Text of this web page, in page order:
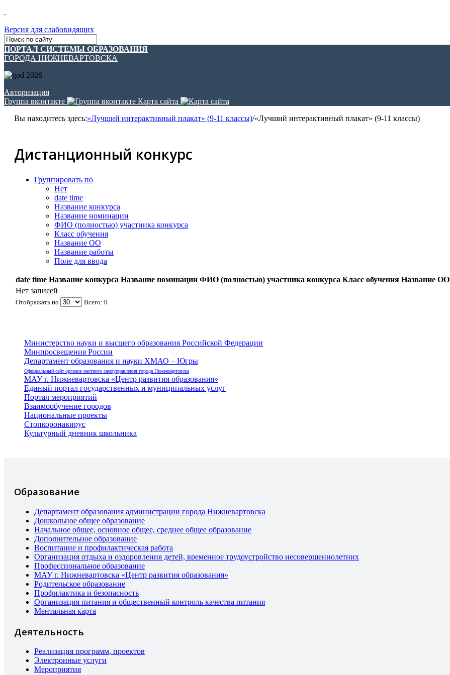
.
Версия для слабовидящих
ПОРТАЛ СИСТЕМЫ ОБРАЗОВАНИЯ
ГОРОДА НИЖНЕВАРТОВСКА
Авторизация
Группа вконтакте
Карта сайта
Вы находитесь здесь:«Лучший интерактивный плакат» (9-11 классы)/«Лучший интерактивный плакат» (9-11 классы)
Дистанционный конкурс
Группировать по
Нет
date time
Название конкурса
Название номинации
ФИО (полностью) участника конкурса
Класс обучения
Название ОО
Название работы
Поле для ввода
date time Название конкурса Название номинации ФИО (полностью) участника конкурса Класс обучения Название ОО
Отображать по Всего: 0
Нет записей
Министерство науки и высшего образования Российской Федерации
Минпросвещения России
Департамент образования и науки ХМАО – Югры
Официальный сайт органов местного самоуправления города Нижневартовска
МАУ г. Нижневартовска «Центр развития образования»
Единый портал государственных и муниципальных услуг
Портал мероприятий
Взаимообучение городов
Национальные проекты
Стопкоронавирус
Культурный дневник школьника
Образование
Департамент образования администрации города Нижневартовска
Дошкольное общее образование
Начальное общее, основное общее, среднее общее образование
Дополнительное образование
Воспитание и профилактическая работа
Организация отдыха и оздоровления детей, временное трудоустройство несовершеннолетних
Профессиональное образование
МАУ г. Нижневартовска «Центр развития образования»
Родительское образование
Профилактика и безопасность
Организация питания и общественный контроль качества питания
Ментальная карта
Деятельность
Реализация программ, проектов
Электронные услуги
Мероприятия